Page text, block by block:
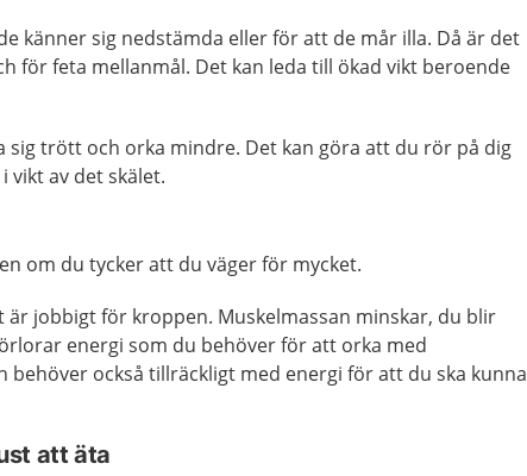
känner sig nedstämda eller för att de mår illa. Då är det
för feta mellanmål. Det kan leda till ökad vikt beroende
sig trött och orka mindre. Det kan göra att du rör på dig
vikt av det skälet.
om du tycker att du väger för mycket.
är jobbigt för kroppen. Muskelmassan minskar, du blir
energi som du behöver för att orka med
behöver också tillräckligt med energi för att du ska kunna
att äta